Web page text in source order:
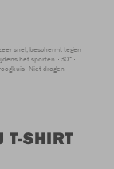
snel, beschermt tegen
het sporten. 30°
Niet drogen
T-SHIRT